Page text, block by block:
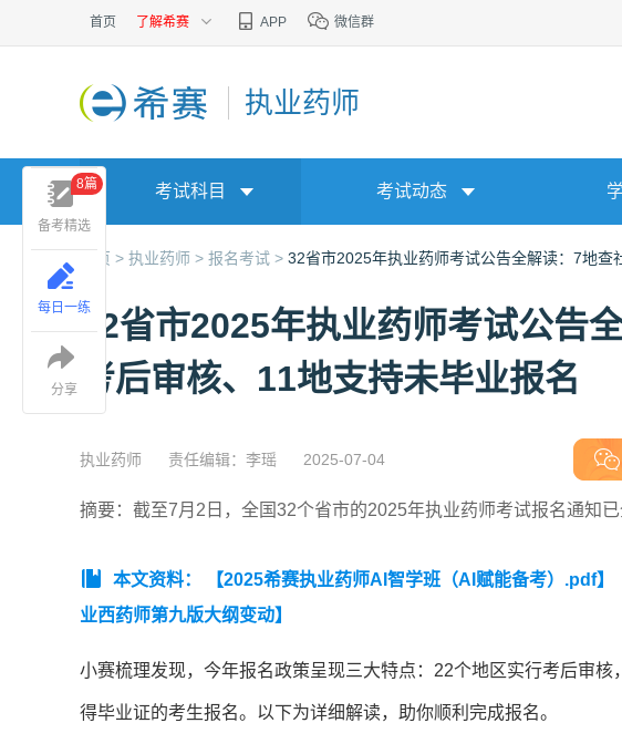
首页 了解希赛 APP 微信群
执业药师
考试科目 考试动态
首页 > 执业药师 > 报名考试 > 32省市2025年执业药师考试公告全解读：7地查
32省市2025年执业药师考试公告
考后审核、11地支持未毕业报名
执业药师 责任编辑：李瑶 2025-07-04
摘要：​截至7月2日，全国32个省市的2025年执业药师考试报名通知已
本文资料： 【2025希赛执业药师AI智学班（AI赋能备考）.pdf】
业西药师第九版大纲变动】
小赛梳理发现，今年报名政策呈现三大特点：22个地区实行考后审
得毕业证的考生报名。以下为详细解读，助你顺利完成报名。
备考精选
8篇
每日一练
分享